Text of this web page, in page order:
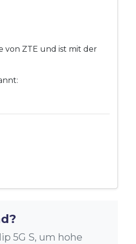
von ZTE und ist mit der
5G S, um hohe